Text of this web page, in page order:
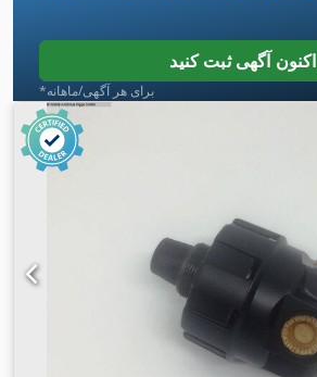
اکنون آگهی ثبت کنید
*برای هر آگهی/ماهانه